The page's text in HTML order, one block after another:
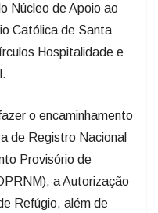
Núcleo de Apoio ao
Católica de Santa
Hospitalidade e
o encaminhamento
de Registro Nacional
Provisório de
a Autorização
Refúgio, além de